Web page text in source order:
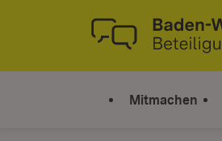
Zum Inhalt springen
Link zur Startseite
Mitmachen